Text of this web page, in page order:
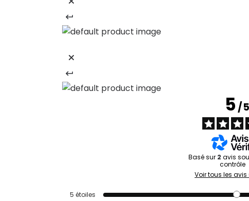
5/5
Basé sur 2 avis
contrôle
Voir tous les avis
5 étoiles